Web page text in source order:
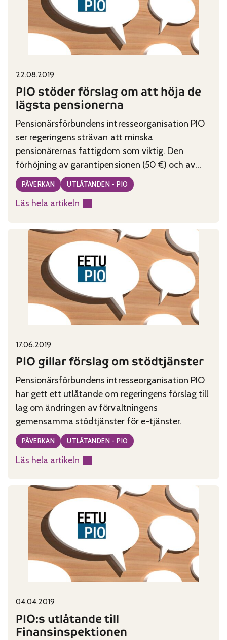
arbetspensionerna
Published on:
22.08.2019
PIO stöder förslag om att höja de
lägsta pensionerna
Pensionärsförbundens intresseorganisation PIO
ser regeringens strävan att minska
pensionärernas fattigdom som viktig. Den
förhöjning av garantipensionen (50 €) och av
folkpensionen (31 €) som utkastet till lagförslag
nu propositionerats, underlättar de pensionärers
ekonomiska situation, som har de allra lägsta
Categories:
PÅVERKAN UTLÅTANDEN - PIO
Läs hela artikeln
:
om
Published on:
17.06.2019
PIO gillar förslag om stödtjänster
Pensionärsförbundens intresseorganisation PIO
har gett ett utlåtande om regeringens förslag till
lag om ändringen av förvaltningens
gemensamma stödtjänster för e-tjänster.
Categories:
PÅVERKAN UTLÅTANDEN - PIO
Läs hela artikeln
:
om
stödtjänster
Published on:
04.04.2019
PIO:s utlåtande till
Finansinspektionen
Categories: